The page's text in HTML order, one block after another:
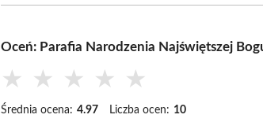
Oceń: Parafia Narodzenia Najświętszej
★ ★ ★ ★ ★
Średnia ocena: 4.97 Liczba ocen: 10